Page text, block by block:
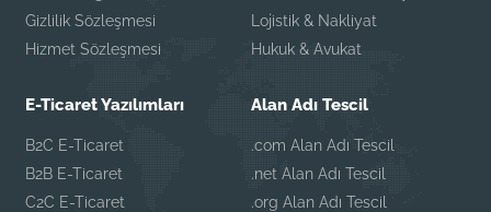
Gizlilik Sözleşmesi
Hizmet Sözleşmesi
Lojistik & Nakliyat
Hukuk & Avukat
E-Ticaret Yazılımları
B2C E-Ticaret
B2B E-Ticaret
C2C E-Ticaret
Alan Adı Tescil
.com Alan Adı Tescil
.net Alan Adı Tescil
.org Alan Adı Tescil